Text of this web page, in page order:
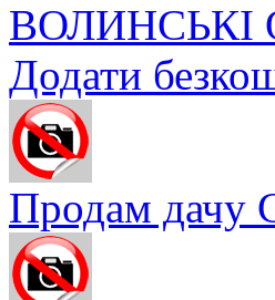
Додати
Продам дачу